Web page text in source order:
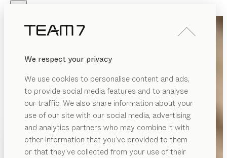
We respect your privacy
We use cookies to personalise content and ads,
to provide social media features and to analyse
our traffic. We also share information about your
use of our site with our social media, advertising
and analytics partners who may combine it with
other information that you’ve provided to them
or that they’ve collected from your use of their
PRODUKTE
INSPIRATION
HÄNDLER
PRODUKTE